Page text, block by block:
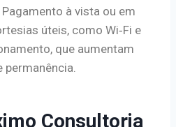
à vista ou em
úteis, como Wi‑Fi e
que aumentam
Consultoria